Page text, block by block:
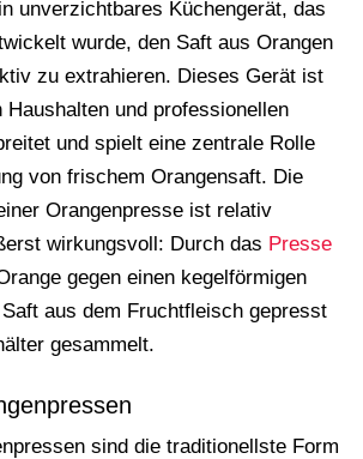
unverzichtbares Küchengerät, das
wurde, den Saft aus Orangen
zu extrahieren. Dieses Gerät ist
Haushalten und professionellen
und spielt eine zentrale Rolle
von frischem Orangensaft. Die
Orangenpresse ist relativ
wirkungsvoll: Durch das Presse
gegen einen kegelförmigen
aus dem Fruchtfleisch gepresst
gesammelt.
sind die traditionellste Form